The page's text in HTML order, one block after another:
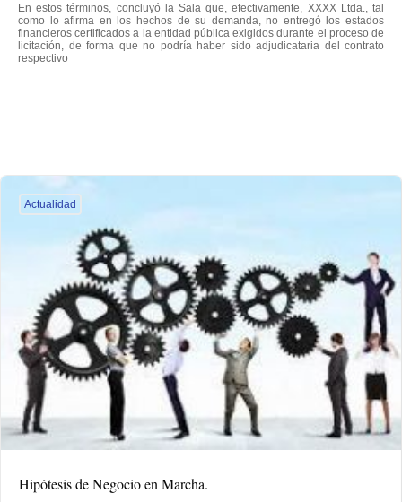
En estos términos, concluyó la Sala que, efectivamente, XXXX Ltda., tal
como lo afirma en los hechos de su demanda, no entregó los estados
financieros certificados a la entidad pública exigidos durante el proceso de
licitación, de forma que no podría haber sido adjudicataria del contrato
respectivo
Actualidad
Hipótesis de Negocio en Marcha.